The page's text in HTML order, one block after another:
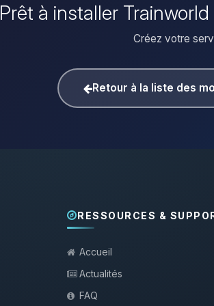
Prêt à installer
Créez votre
Retour à la liste des
RESSOURCES &
Accueil
Actualités
FAQ